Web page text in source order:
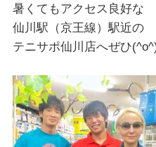
暑くてもアクセス良好な
仙川駅（京王線）駅近の
テニサポ仙川店へぜひ